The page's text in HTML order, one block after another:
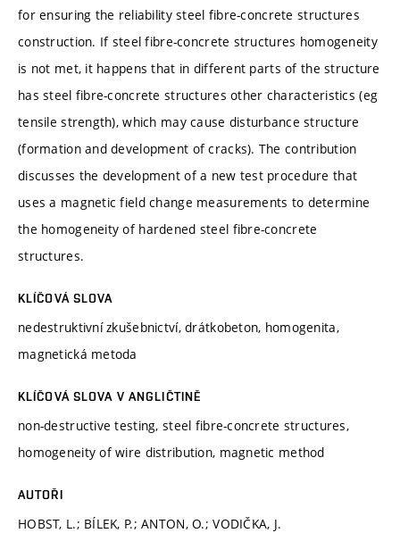
for ensuring the reliability steel fibre-concrete structures
construction. If steel fibre-concrete structures homogeneity
is not met, it happens that in different parts of the structure
has steel fibre-concrete structures other characteristics (eg
tensile strength), which may cause disturbance structure
(formation and development of cracks). The contribution
discusses the development of a new test procedure that
uses a magnetic field change measurements to determine
the homogeneity of hardened steel fibre-concrete
structures.
KLÍČOVÁ SLOVA
nedestruktivní zkušebnictví, drátkobeton, homogenita,
magnetická metoda
KLÍČOVÁ SLOVA V ANGLIČTINĚ
non-destructive testing, steel fibre-concrete structures,
homogeneity of wire distribution, magnetic method
AUTOŘI
HOBST, L.; BÍLEK, P.; ANTON, O.; VODIČKA, J.